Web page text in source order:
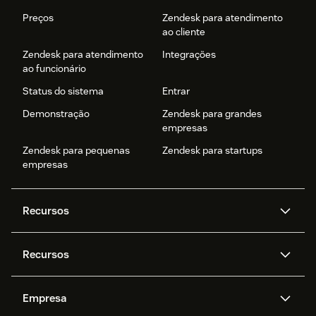
Preços
Zendesk para atendimento
ao cliente
Zendesk para atendimento
ao funcionário
Integrações
Status do sistema
Entrar
Demonstração
Zendesk para grandes
empresas
Zendesk para pequenas
empresas
Zendesk para startups
Recursos
Zendesk AI
Mensagens e chat em tempo
real
Privacidade e proteção de
Recursos
API e desenvolvedores
Empresa